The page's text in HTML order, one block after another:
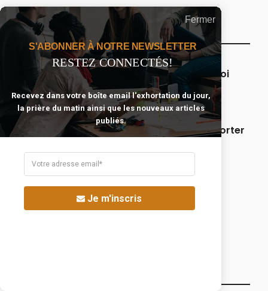
Nos Articles Les + Populaires
Seigneur, que ma famille et moi
restions sous Ta protection.
5 versets bibliques pour supporter
difficiles.
10 sujets pour lesquels nous
devrions prier plus souvent.
Fermer
S'ABONNER À NOTRE NEWSLETTER
RESTEZ CONNECTÉS!
Recevez dans votre boîte email l'exhortation du jour,
la prière du matin ainsi que les nouveaux articles
publiés.
Je m'inscris